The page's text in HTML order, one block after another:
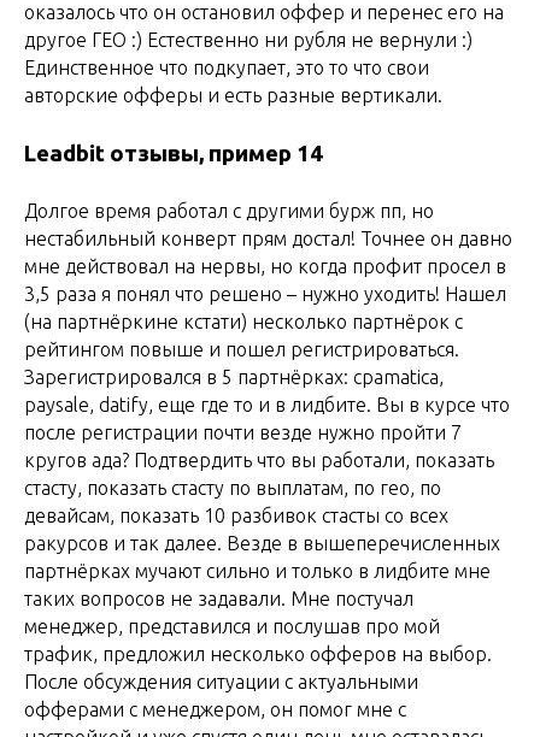
оказалось что он остановил оффер и перенес его на
другое ГЕО :) Естественно ни рубля не вернули :)
Единственное что подкупает, это то что свои
авторские офферы и есть разные вертикали.
Leadbit отзывы, пример 14
Долгое время работал с другими бурж пп, но
нестабильный конверт прям достал! Точнее он давно
мне действовал на нервы, но когда профит просел в
3,5 раза я понял что решено – нужно уходить! Нашел
(на партнёркине кстати) несколько партнёрок с
рейтингом повыше и пошел регистрироваться.
Зарегистрировался в 5 партнёрках: cpamatica,
paysale, datify, еще где то и в лидбите. Вы в курсе что
после регистрации почти везде нужно пройти 7
кругов ада? Подтвердить что вы работали, показать
стасту, показать стасту по выплатам, по гео, по
девайсам, показать 10 разбивок стасты со всех
ракурсов и так далее. Везде в вышеперечисленных
партнёрках мучают сильно и только в лидбите мне
таких вопросов не задавали. Мне постучал
менеджер, представился и послушав про мой
трафик, предложил несколько офферов на выбор.
После обсуждения ситуации с актуальными
офферами с менеджером, он помог мне с